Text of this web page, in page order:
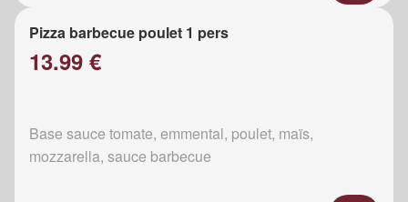
Pizza barbecue poulet 1 pers
13.99 €
Base sauce tomate, emmental, poulet, maïs,
mozzarella, sauce barbecue